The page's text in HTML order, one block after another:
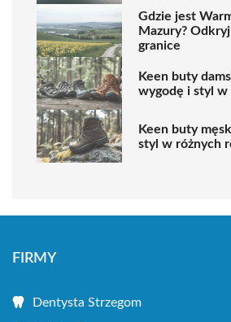
Gdzie jest
Mazury?
granice
Keen buty
wygodę i styl w
Keen buty
styl w różnych
FIRMY
Dentysta Strzegom